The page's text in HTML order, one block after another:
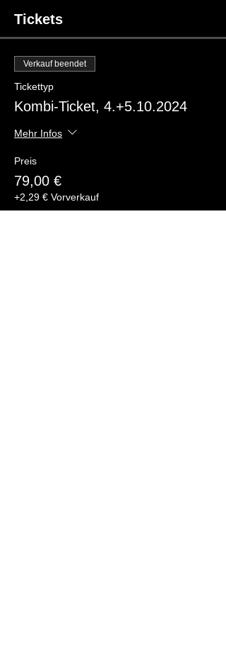
Tickets
Verkauf beendet
Tickettyp
Kombi-Ticket, 4.+5.10.2024
Mehr Infos
Preis
79,00 €
+2,29 € Vorverkauf